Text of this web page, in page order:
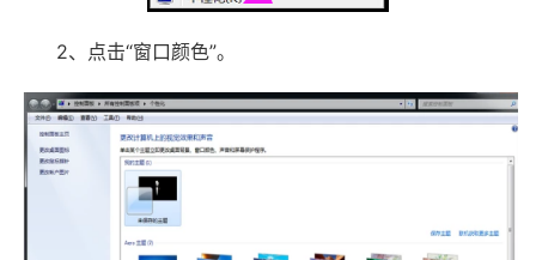
2、点击“窗口颜色”。